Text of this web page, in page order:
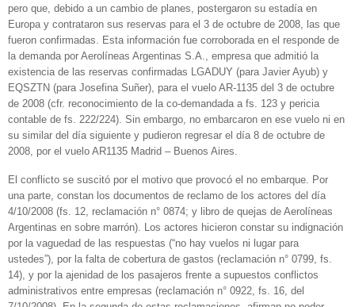
pero que, debido a un cambio de planes, postergaron su estadía en
Europa y contrataron sus reservas para el 3 de octubre de 2008, las que
fueron confirmadas. Esta información fue corroborada en el responde de
la demanda por Aerolíneas Argentinas S.A., empresa que admitió la
existencia de las reservas confirmadas LGADUY (para Javier Ayub) y
EQSZTN (para Josefina Suñer), para el vuelo AR-1135 del 3 de octubre
de 2008 (cfr. reconocimiento de la co-demandada a fs. 123 y pericia
contable de fs. 222/224). Sin embargo, no embarcaron en ese vuelo ni en
su similar del día siguiente y pudieron regresar el día 8 de octubre de
2008, por el vuelo AR1135 Madrid – Buenos Aires.
El conflicto se suscitó por el motivo que provocó el no embarque. Por
una parte, constan los documentos de reclamo de los actores del día
4/10/2008 (fs. 12, reclamación n° 0874; y libro de quejas de Aerolíneas
Argentinas en sobre marrón). Los actores hicieron constar su indignación
por la vaguedad de las respuestas (“no hay vuelos ni lugar para
ustedes”), por la falta de cobertura de gastos (reclamación n° 0799, fs.
14), y por la ajenidad de los pasajeros frente a supuestos conflictos
administrativos entre empresas (reclamación n° 0922, fs. 16, del